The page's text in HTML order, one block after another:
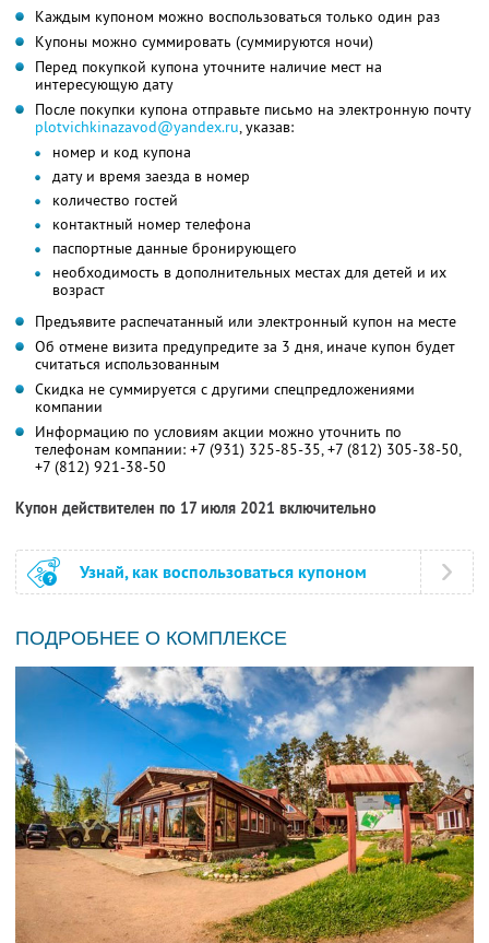
Каждым купоном можно воспользоваться только один раз
Купоны можно суммировать (суммируются ночи)
Перед покупкой купона уточните наличие мест на
интересующую дату
После покупки купона отправьте письмо на электронную почту
plotvichkinazavod@yandex.ru, указав:
номер и код купона
дату и время заезда в номер
количество гостей
контактный номер телефона
паспортные данные бронирующего
необходимость в дополнительных местах для детей и их
возраст
Предъявите распечатанный или электронный купон на месте
Об отмене визита предупредите за 3 дня, иначе купон будет
считаться использованным
Скидка не суммируется с другими спецпредложениями
компании
Информацию по условиям акции можно уточнить по
телефонам компании: +7 (931) 325-85-35, +7 (812) 305-38-50,
+7 (812) 921-38-50
Купон действителен по 17 июля 2021 включительно
Узнай, как воспользоваться купоном
ПОДРОБНЕЕ О КОМПЛЕКСЕ